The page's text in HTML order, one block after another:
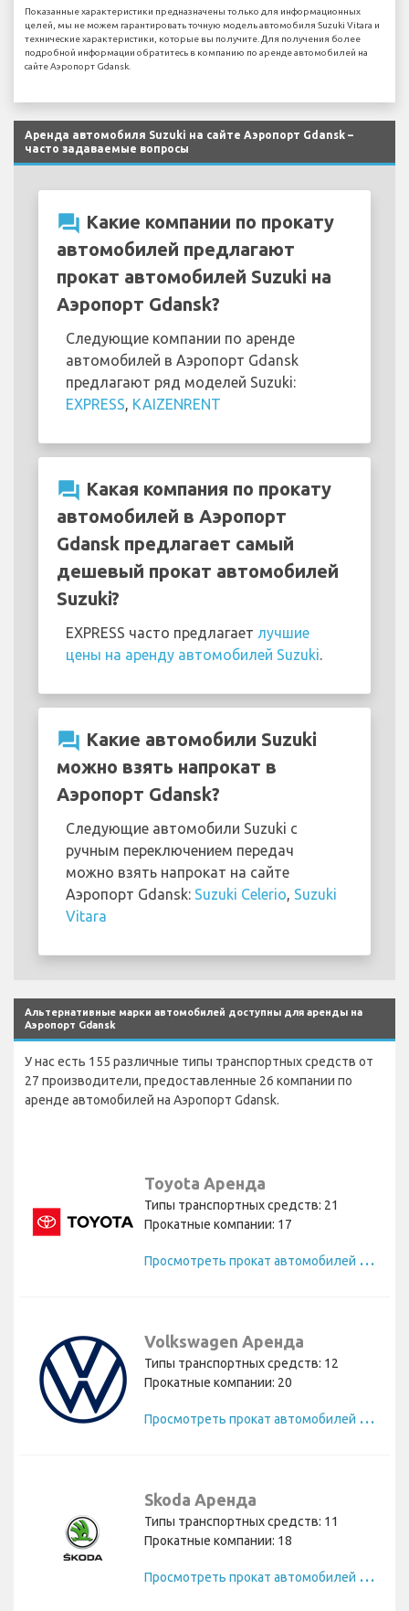
Показанные характеристики предназначены только для информационных
целей, мы не можем гарантировать точную модель автомобиля Suzuki Vitara и
технические характеристики, которые вы получите. Для получения более
подробной информации обратитесь в компанию по аренде автомобилей на
сайте Аэропорт Gdansk.
Аренда автомобиля Suzuki на сайте Аэропорт Gdansk –
часто задаваемые вопросы
question_answer Какие компании по прокату
автомобилей предлагают
прокат автомобилей Suzuki на
Аэропорт Gdansk?
Следующие компании по аренде
автомобилей в Аэропорт Gdansk
предлагают ряд моделей Suzuki:
EXPRESS, KAIZENRENT
question_answer Какая компания по прокату
автомобилей в Аэропорт
Gdansk предлагает самый
дешевый прокат автомобилей
Suzuki?
EXPRESS часто предлагает лучшие
цены на аренду автомобилей Suzuki.
question_answer Какие автомобили Suzuki
можно взять напрокат в
Аэропорт Gdansk?
Следующие автомобили Suzuki с
ручным переключением передач
можно взять напрокат на сайте
Аэропорт Gdansk: Suzuki Celerio, Suzuki
Vitara
Альтернативные марки автомобилей доступны для аренды на
Аэропорт Gdansk
У нас есть 155 различные типы транспортных средств от
27 производители, предоставленные 26 компании по
аренде автомобилей на Аэропорт Gdansk.
Toyota Аренда
Типы транспортных средств: 21
Прокатные компании: 17
П
росмотреть прокат автомобилей Toyota
Volkswagen Аренда
Типы транспортных средств: 12
Прокатные компании: 20
П
росмотреть прокат автомобилей Volkswagen
Skoda Аренда
Типы транспортных средств: 11
Прокатные компании: 18
П
росмотреть прокат автомобилей Skoda